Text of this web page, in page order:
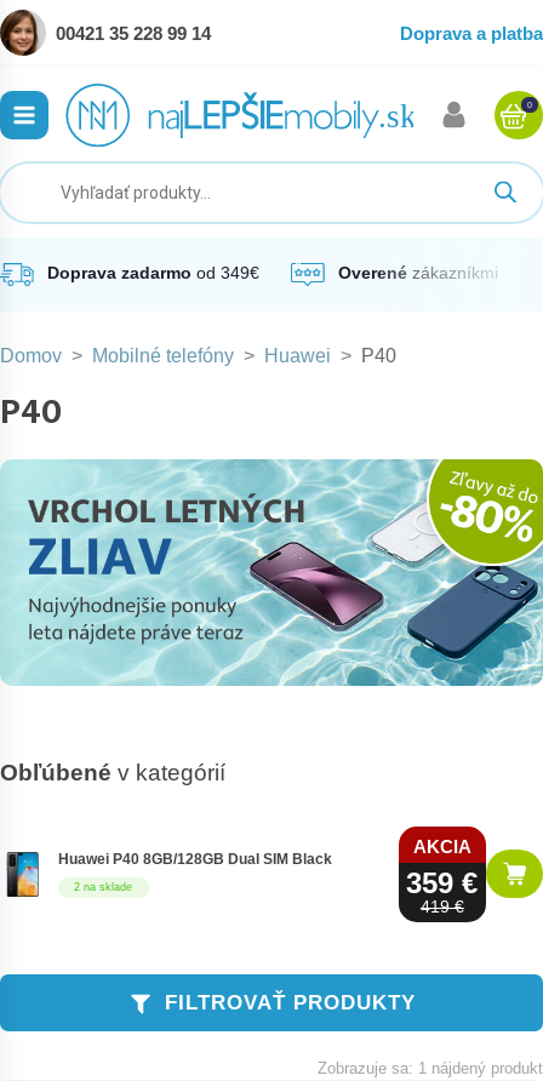
00421 35 228 99 14 Doprava a platba
0
Doprava zadarmo od 349€ Overené zákazníkmi
Domov > Mobilné telefóny > Huawei > P40
P40
Obľúbené v kategórií
2 na sklade
Huawei P40 8GB/128GB Dual SIM Black
AKCIA
359 €
419 €
FILTROVAŤ PRODUKTY
1 nájdený produkt